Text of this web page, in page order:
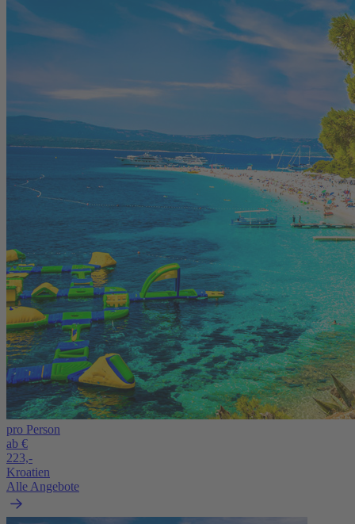
pro Person
ab €
223,-
Kroatien
Alle Angebote